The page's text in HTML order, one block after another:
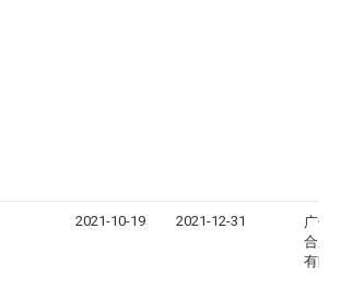
2021-10-19 2021-12-31
广州
合成
有限